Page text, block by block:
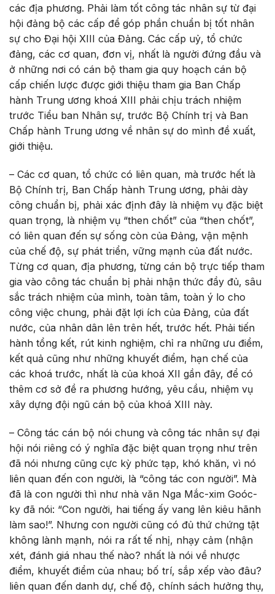
các địa phương. Phải làm tốt công tác nhân sự từ đại
hội đảng bộ các cấp để góp phần chuẩn bị tốt nhân
sự cho Đại hội XIII của Đảng. Các cấp uỷ, tổ chức
đảng, các cơ quan, đơn vị, nhất là người đứng đầu và
ở những nơi có cán bộ tham gia quy hoạch cán bộ
cấp chiến lược được giới thiệu tham gia Ban Chấp
hành Trung ương khoá XIII phải chịu trách nhiệm
trước Tiểu ban Nhân sự, trước Bộ Chính trị và Ban
Chấp hành Trung ương về nhân sự do mình đề xuất,
giới thiệu.
– Các cơ quan, tổ chức có liên quan, mà trước hết là
Bộ Chính trị, Ban Chấp hành Trung ương, phải dày
công chuẩn bị, phải xác định đây là nhiệm vụ đặc biệt
quan trọng, là nhiệm vụ “then chốt” của “then chốt”,
có liên quan đến sự sống còn của Đảng, vận mệnh
của chế độ, sự phát triển, vững mạnh của đất nước.
Từng cơ quan, địa phương, từng cán bộ trực tiếp tham
gia vào công tác chuẩn bị phải nhận thức đầy đủ, sâu
sắc trách nhiệm của mình, toàn tâm, toàn ý lo cho
công việc chung, phải đặt lợi ích của Đảng, của đất
nước, của nhân dân lên trên hết, trước hết. Phải tiến
hành tổng kết, rút kinh nghiệm, chỉ ra những ưu điểm,
kết quả cũng như những khuyết điểm, hạn chế của
các khoá trước, nhất là của khoá XII gần đây, để có
thêm cơ sở đề ra phương hướng, yêu cầu, nhiệm vụ
xây dựng đội ngũ cán bộ của khoá XIII này.
– Công tác cán bộ nói chung và công tác nhân sự đại
hội nói riêng có ý nghĩa đặc biệt quan trọng như trên
đã nói nhưng cũng cực kỳ phức tạp, khó khăn, vì nó
liên quan đến con người, là “công tác con người”. Mà
đã là con người thì như nhà văn Nga Mắc-xim Goóc-
ky đã nói: “Con người, hai tiếng ấy vang lên kiêu hãnh
làm sao!”. Nhưng con người cũng có đủ thứ chứng tật
không lành mạnh, nói ra rất tế nhị, nhạy cảm (nhận
xét, đánh giá nhau thế nào? nhất là nói về nhược
điểm, khuyết điểm của nhau; bố trí, sắp xếp vào đâu?
liên quan đến danh dự, chế độ, chính sách hưởng thụ,